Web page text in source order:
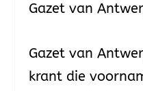
Gazet van
Gazet van
krant die